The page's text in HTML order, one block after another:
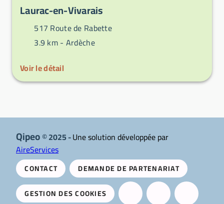
Laurac-en-Vivarais
517 Route de Rabette
3.9 km - Ardèche
Voir le détail
Qipeo© 2025 -Une solution développée par
AireServices
CONTACT
DEMANDE DE PARTENARIAT
GESTION DES COOKIES